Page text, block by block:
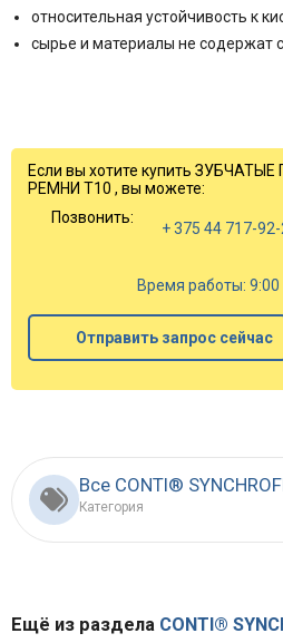
относительная устойчивость к
сырье и материалы не содержат
Если вы хотите купить
РЕМНИ T10 , вы можете:
Позвонить:
+ 375 44 717-
Время работы: 9:00
Отправить запрос сейчас
Все CONTI®
Категория
Ещё из раздела CONTI®